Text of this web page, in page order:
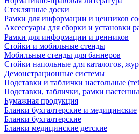
Стеклянные доски
Рамки для информации и ценников
Аксессуары для сборки и установки
Рамки для информации и ценников
Стойки и мобильные стенды
Мобильные стенды для баннеров
Стойки напольные для каталогов,
Демонстрационные системы
Подставки и таблички настольные
Подставки, таблички, рамки
Бумажная продукция
Бланки бухгалтерские и медицинские
Бланки бухгалтерские
Бланки медицинские детские